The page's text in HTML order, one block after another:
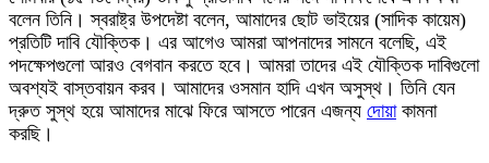
বলেন তিনি। স্বরাষ্ট্র উপদেষ্টা বলেন, আমাদের ছোট ভাইয়ের (সাদিক কায়েম)
প্রতিটি দাবি যৌক্তিক। এর আগেও আমরা আপনাদের সামনে বলেছি, এই
পদক্ষেপগুলো আরও বেগবান করতে হবে। আমরা তাদের এই যৌক্তিক দাবিগুলো
অবশ্যই বাস্তবায়ন করব। আমাদের ওসমান হাদি এখন অসুস্থ। তিনি যেন
দ্রুত সুস্থ হয়ে আমাদের মাঝে ফিরে আসতে পারেন এজন্য দোয়াকামনা
করছি।